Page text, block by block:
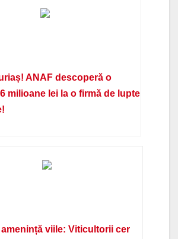
ANAF descoperă o
milioane lei la o firmă de lupte
viile: Viticultorii cer